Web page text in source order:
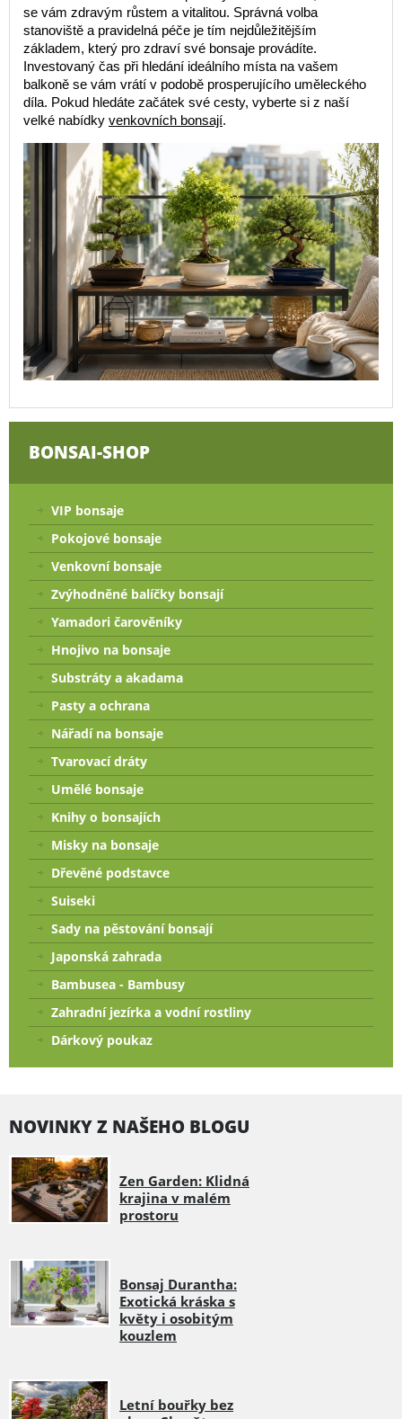
se vám zdravým růstem a vitalitou. Správná volba
stanoviště a pravidelná péče je tím nejdůležitějším
základem, který pro zdraví své bonsaje provádíte.
Investovaný čas při hledání ideálního místa na vašem
balkoně se vám vrátí v podobě prosperujícího uměleckého
díla. Pokud hledáte začátek své cesty, vyberte si z naší
velké nabídky venkovních bonsají.
BONSAI-SHOP
VIP bonsaje
Pokojové bonsaje
Venkovní bonsaje
Zvýhodněné balíčky bonsají
Yamadori čarověníky
Hnojivo na bonsaje
Substráty a akadama
Pasty a ochrana
Nářadí na bonsaje
Tvarovací dráty
Umělé bonsaje
Knihy o bonsajích
Misky na bonsaje
Dřevěné podstavce
Suiseki
Sady na pěstování bonsají
Japonská zahrada
Bambusea - Bambusy
Zahradní jezírka a vodní rostliny
Dárkový poukaz
NOVINKY Z NAŠEHO BLOGU
Zen Garden: Klidná
krajina v malém
prostoru
Bonsaj Durantha:
Exotická kráska s
květy i osobitým
kouzlem
Letní bouřky bez